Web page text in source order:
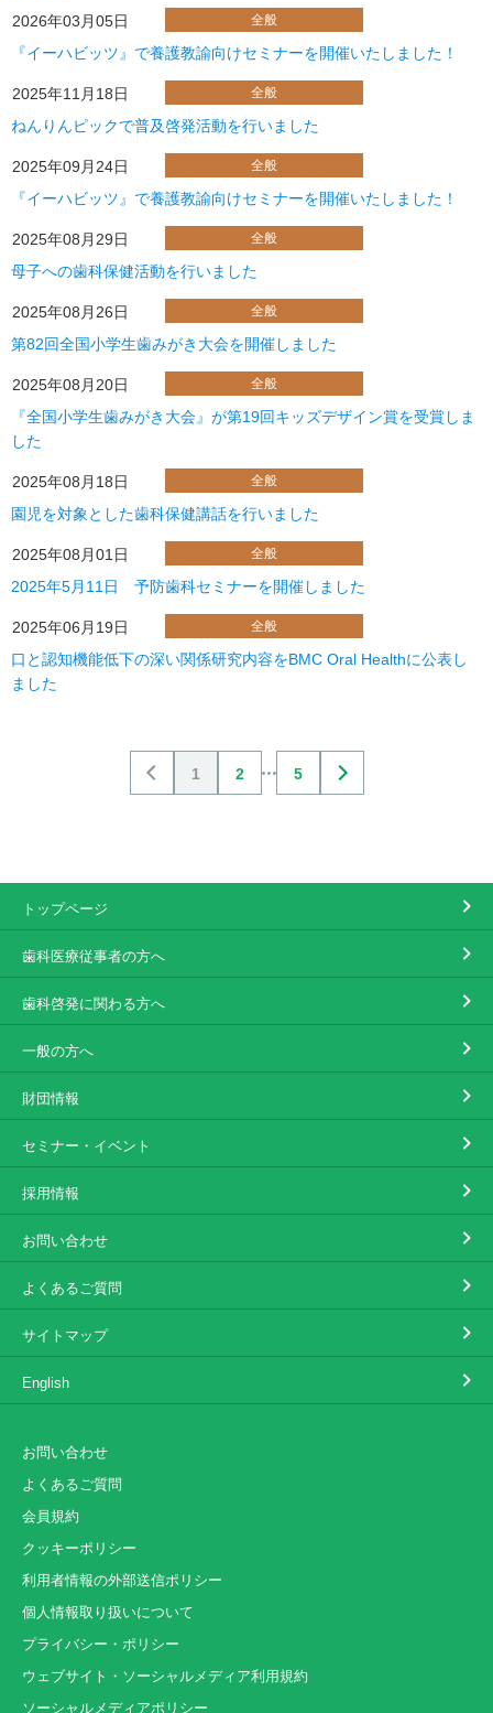
2026年03月05日 全般
『イーハビッツ』で養護教諭向けセミナーを開催いたしました！
2025年11月18日 全般
ねんりんピックで普及啓発活動を行いました
2025年09月24日 全般
『イーハビッツ』で養護教諭向けセミナーを開催いたしました！
2025年08月29日 全般
母子への歯科保健活動を行いました
2025年08月26日 全般
第82回全国小学生歯みがき大会を開催しました
2025年08月20日 全般
『全国小学生歯みがき大会』が第19回キッズデザイン賞を受賞しま
した
2025年08月18日 全般
園児を対象とした歯科保健講話を行いました
2025年08月01日 全般
2025年5月11日 予防歯科セミナーを開催しました
2025年06月19日 全般
口と認知機能低下の深い関係研究内容をBMC Oral Healthに公表し
ました
1 2 5
トップページ
歯科医療従事者の方へ
歯科啓発に関わる方へ
一般の方へ
財団情報
セミナー・イベント
採用情報
お問い合わせ
よくあるご質問
サイトマップ
English
お問い合わせ
よくあるご質問
会員規約
クッキーポリシー
利用者情報の外部送信ポリシー
個人情報取り扱いについて
プライバシー・ポリシー
ウェブサイト・ソーシャルメディア利用規約
ソーシャルメディアポリシー